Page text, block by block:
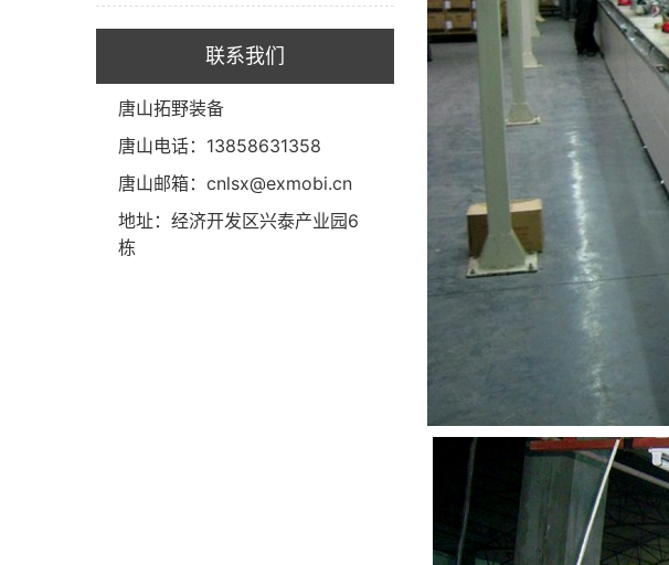
联系我们
唐山拓野装备
唐山电话：13858631358
唐山邮箱：cnlsx@exmobi.cn
地址：经济开发区兴泰产业园6
栋